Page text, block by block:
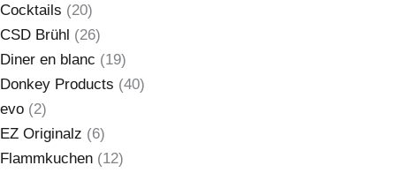
Cocktails (20)
CSD Brühl (26)
Diner en blanc (19)
Donkey Products (40)
evo (2)
EZ Originalz (6)
Flammkuchen (12)